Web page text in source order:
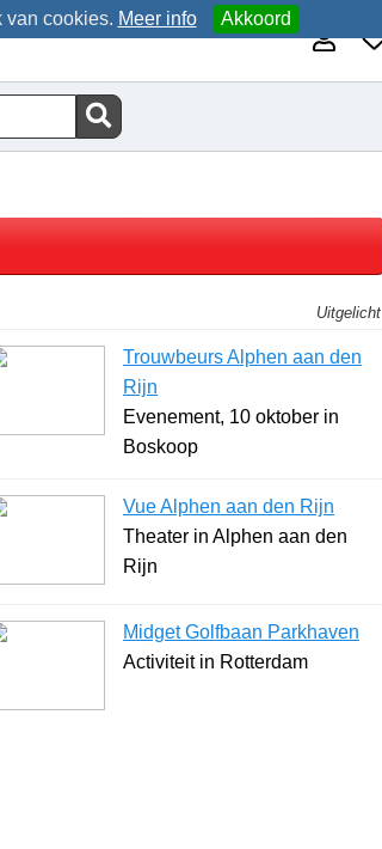
van cookies. Meer info Akkoord
Uitgelicht
Trouwbeurs Alphen aan den
Rijn
Evenement, 10 oktober in
Boskoop
Vue Alphen aan den Rijn
Theater in Alphen aan den
Rijn
Midget Golfbaan Parkhaven
Activiteit in Rotterdam